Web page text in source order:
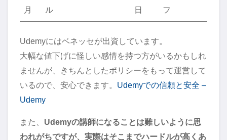
月
ル
日
フ
Udemyにはベネッセが出資しています。
大幅な値下げに怪しい感情を持つ方がいるかもしれ
ませんが、きちんとしたポリシーをもって運営して
いるので、安心できます。 Udemyでの信頼と安全 –
Udemy
また、 Udemyの講師になることは難しいように思
われがちですが、実際はそこまでハードルが高くあ